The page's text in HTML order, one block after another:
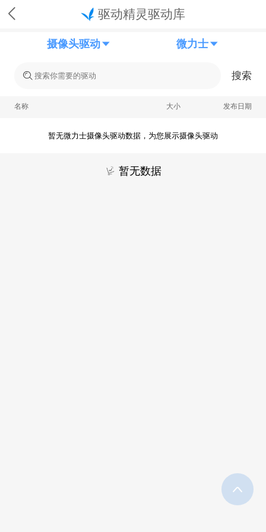
驱动精灵驱动库
摄像头驱动 微力士
搜索
名称 大小 发布日期
暂无微力士摄像头驱动数据，为您展示摄像头驱动
暂无数据